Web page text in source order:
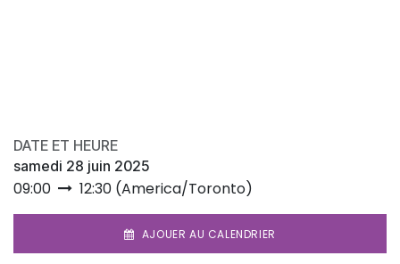
DATE ET HEURE
samedi 28 juin 2025
09:00 12:30 (America/Toronto)
AJOUER AU CALENDRIER